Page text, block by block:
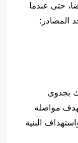
حتى عندما
المصادر:
بجدوى
مواصلة
البنية